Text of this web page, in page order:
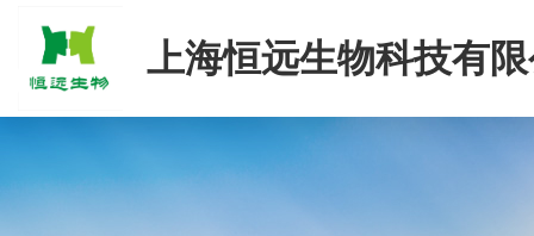
上海恒远生物科技有